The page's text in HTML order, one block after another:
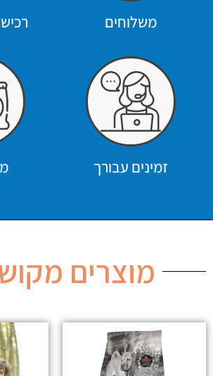
משלוחים
זמינים עבורך
מוצרים